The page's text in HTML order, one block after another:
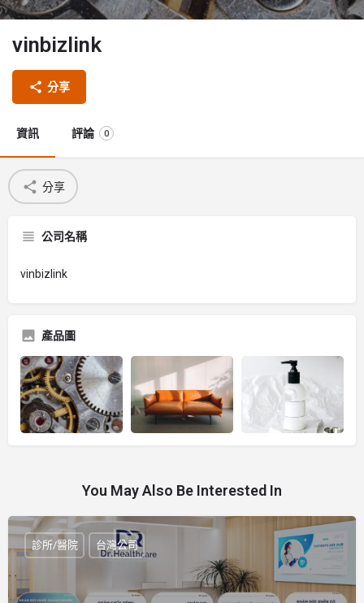
vinbizlink
分享
資訊 評論 0
分享
公司名稱
vinbizlink
產品圖
You May Also Be Interested In
診所/醫院 台灣公司